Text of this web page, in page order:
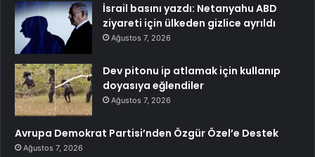
İsrail basını yazdı: Netanyahu ABD
ziyareti için ülkeden gizlice ayrıldı
Ağustos 7, 2026
Dev pitonu ip atlamak için kullanıp
doyasıya eğlendiler
Ağustos 7, 2026
Avrupa Demokrat Partisi’nden Özgür Özel’e Destek
Ağustos 7, 2026